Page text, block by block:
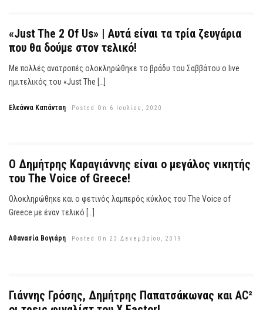
«Just The 2 Of Us» | Αυτά είναι τα τρία ζευγάρια
που θα δούμε στον τελικό!
Με πολλές ανατροπές ολοκληρώθηκε το βράδυ του Σαββάτου ο live
ημιτελικός του «Just The […]
Ελεάννα Καπάνταη Posted On 6 Ιουλίου, 2020
Ο Δημήτρης Καραγιάννης είναι ο μεγάλος νικητής
του The Voice of Greece!
Ολοκληρώθηκε και ο φετινός λαμπερός κύκλος του The Voice of
Greece με έναν τελικό […]
Αθανασία Βογιάρη Posted On 23 Δεκεμβρίου, 2019
Γιάννης Γρόσης, Δημήτρης Παπατσάκωνας και AC²